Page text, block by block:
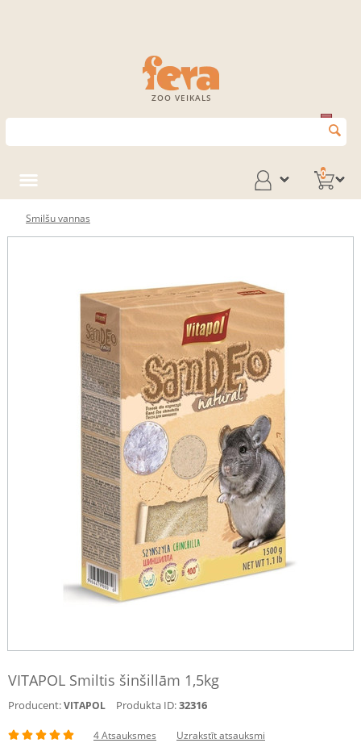
ZOO VEIKALS
0
Smilšu vannas
VITAPOL Smiltis šinšillām 1,5kg
Producent:VITAPOL Produkta ID:32316
4 Atsauksmes Uzrakstīt atsauksmi